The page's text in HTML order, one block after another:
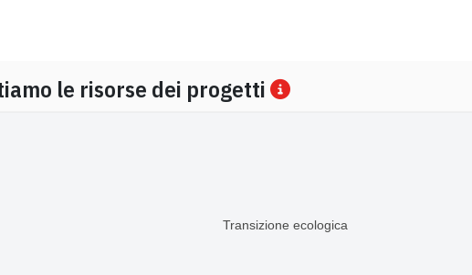
le risorse dei progetti
Transizione ecologica